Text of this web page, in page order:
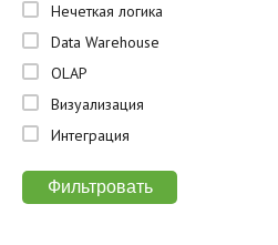
Нечеткая логика
Data Warehouse
OLAP
Визуализация
Интеграция